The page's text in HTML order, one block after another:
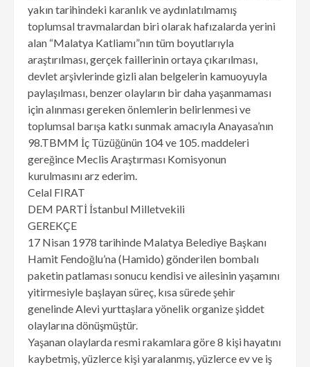
yakın tarihindeki karanlık ve aydınlatılmamış
toplumsal travmalardan biri olarak hafızalarda yerini
alan “Malatya Katliamı”nın tüm boyutlarıyla
araştırılması, gerçek faillerinin ortaya çıkarılması,
devlet arşivlerinde gizli alan belgelerin kamuoyuyla
paylaşılması, benzer olayların bir daha yaşanmaması
için alınması gereken önlemlerin belirlenmesi ve
toplumsal barışa katkı sunmak amacıyla Anayasa’nın
98.TBMM İç Tüzüğünün 104 ve 105. maddeleri
gereğince Meclis Araştırması Komisyonun
kurulmasını arz ederim.
Celal FIRAT
DEM PARTİ İstanbul Milletvekili
GEREKÇE
17 Nisan 1978 tarihinde Malatya Belediye Başkanı
Hamit Fendoğlu’na (Hamido) gönderilen bombalı
paketin patlaması sonucu kendisi ve ailesinin yaşamını
yitirmesiyle başlayan süreç, kısa sürede şehir
genelinde Alevi yurttaşlara yönelik organize şiddet
olaylarına dönüşmüştür.
Yaşanan olaylarda resmi rakamlara göre 8 kişi hayatını
kaybetmiş, yüzlerce kişi yaralanmış, yüzlerce ev ve iş